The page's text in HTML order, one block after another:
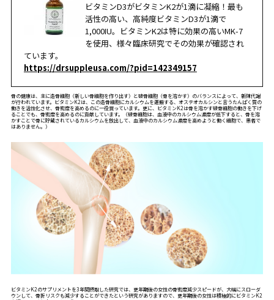
ビタミンD3がビタミンK2が1滴に凝縮！最も
活性の高い、高純度ビタミンD3が1滴で
1,000IU。ビタミンK2は特に効果の高いMK-7
を使用、様々臨床研究でその効果が確認され
ています。
https://drsuppleusa.com/?pid=142349157
骨の健康は、主に造骨細胞（新しい骨細胞を作り出す）と破骨細胞（骨を溶かす）のバランスによって、新陳代謝
が行われています。ビタミンK2は、この造骨細胞にカルシウムを運搬する、オステオカルシンと言うたんぱく質の
働きを活性化させ、骨密度を高めるのに一役買っています。更に、ビタミンK2は骨を溶かす破骨細胞の働きを下げ
ることでも、骨密度を高めるのに貢献しています。（破骨細胞は、血液中のカルシウム濃度が低下すると、骨を溶
かすことで骨に貯蔵されているカルシウムを放出して、血液中のカルシウム濃度を高めようと働く細胞で、悪者で
はありません。）
ビタミンK2のサプリメントを3年間摂取した研究では、更年期後の女性の骨密度減少スピードが、大幅にスローダ
ウンして、骨折リスクも減少することができたという研究がありますので、更年期後の女性は積極的にビタミンK2